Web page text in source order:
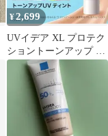
ロテクション 新品未使
用 メール便
¥2,699
UVイデア XL プロテク
ショントーンアップ テ
ィント 30ml ベージ